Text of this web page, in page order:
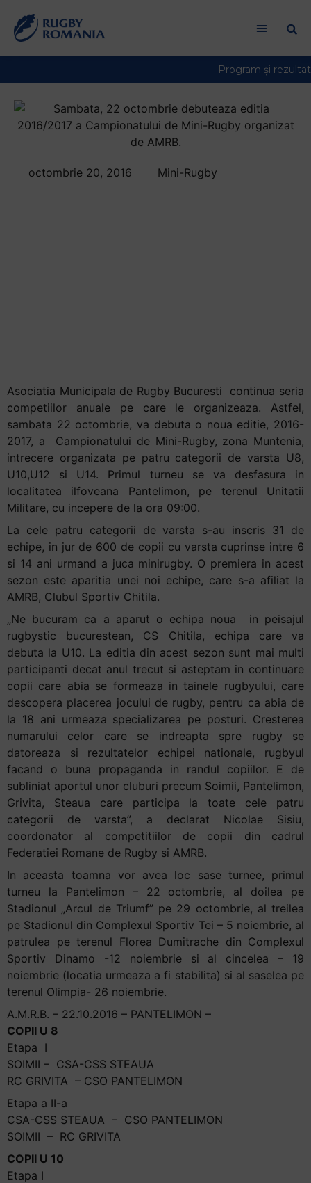
in
screen
reader.
activates
the
screen
reader
to
help
you
navigate
and
interact
with
the
content.
octombrie 20, 2016 Mini-Rugby
Asociatia Municipala de Rugby Bucuresti continua seria
competiilor anuale pe care le organizeaza. Astfel,
sambata 22 octombrie, va debuta o noua editie, 2016-
2017, a Campionatului de Mini-Rugby, zona Muntenia,
intrecere organizata pe patru categorii de varsta U8,
U10,U12 si U14. Primul turneu se va desfasura in
localitatea ilfoveana Pantelimon, pe terenul Unitatii
Militare, cu incepere de la ora 09:00.
La cele patru categorii de varsta s-au inscris 31 de
echipe, in jur de 600 de copii cu varsta cuprinse intre 6
si 14 ani urmand a juca minirugby. O premiera in acest
sezon este aparitia unei noi echipe, care s-a afiliat la
AMRB, Clubul Sportiv Chitila.
„Ne bucuram ca a aparut o echipa noua in peisajul
rugbystic bucurestean, CS Chitila, echipa care va
debuta la U10. La editia din acest sezon sunt mai multi
participanti decat anul trecut si asteptam in continuare
copii care abia se formeaza in tainele rugbyului, care
descopera placerea jocului de rugby, pentru ca abia de
la 18 ani urmeaza specializarea pe posturi. Cresterea
numarului celor care se indreapta spre rugby se
datoreaza si rezultatelor echipei nationale, rugbyul
facand o buna propaganda in randul copiilor. E de
subliniat aportul unor cluburi precum Soimii, Pantelimon,
Grivita, Steaua care participa la toate cele patru
categorii de varsta”, a declarat Nicolae Sisiu,
coordonator al competitiilor de copii din cadrul
Federatiei Romane de Rugby si AMRB.
In aceasta toamna vor avea loc sase turnee, primul
turneu la Pantelimon – 22 octombrie, al doilea pe
Stadionul „Arcul de Triumf” pe 29 octombrie, al treilea
pe Stadionul din Complexul Sportiv Tei – 5 noiembrie, al
patrulea pe terenul Florea Dumitrache din Complexul
Sportiv Dinamo -12 noiembrie si al cincelea – 19
noiembrie (locatia urmeaza a fi stabilita) si al saselea pe
terenul Olimpia- 26 noiembrie.
A.M.R.B. – 22.10.2016 – PANTELIMON –
COPII U 8
Etapa I
SOIMII – CSA-CSS STEAUA
RC GRIVITA – CSO PANTELIMON
Etapa a II-a
CSA-CSS STEAUA – CSO PANTELIMON
SOIMII – RC GRIVITA
COPII U 10
Etapa I